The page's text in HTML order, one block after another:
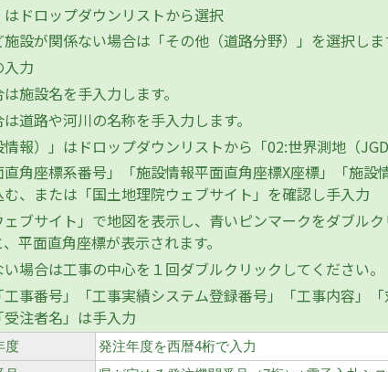
ドロップダウンリストから選択
設が関係ない場合は「その他（道路分野）」を選択しま
力
施設名を手入力します。
道路や河川の名称を手入力します。
報）」はドロップダウンリストから「02:世界測地（
角座標系番号」「施設情報平面直角座標X座標」「施設
、または「国土地理院ウェブサイト」を確認し手入力
ブサイト」で地図を表示し、青いピンマークをダブル
平面直角座標が表示されます。
場合は工事の中心を１回ダブルクリックしてください。
事番号」「工事実績システム登録番号」「工事内容」「
受注者名」は手入力
度
発注年度を西暦4桁で入力